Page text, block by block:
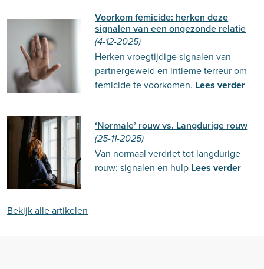
Voorkom femicide: herken deze
signalen van een ongezonde relatie
(4-12-2025)
Herken vroegtijdige signalen van
partnergeweld en intieme terreur om
femicide te voorkomen. Lees verder
‘Normale’ rouw vs. Langdurige rouw
(25-11-2025)
Van normaal verdriet tot langdurige
rouw: signalen en hulp Lees verder
Bekijk alle artikelen